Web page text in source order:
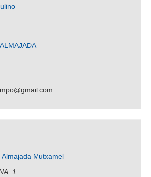
Almajada Mutxamel
1